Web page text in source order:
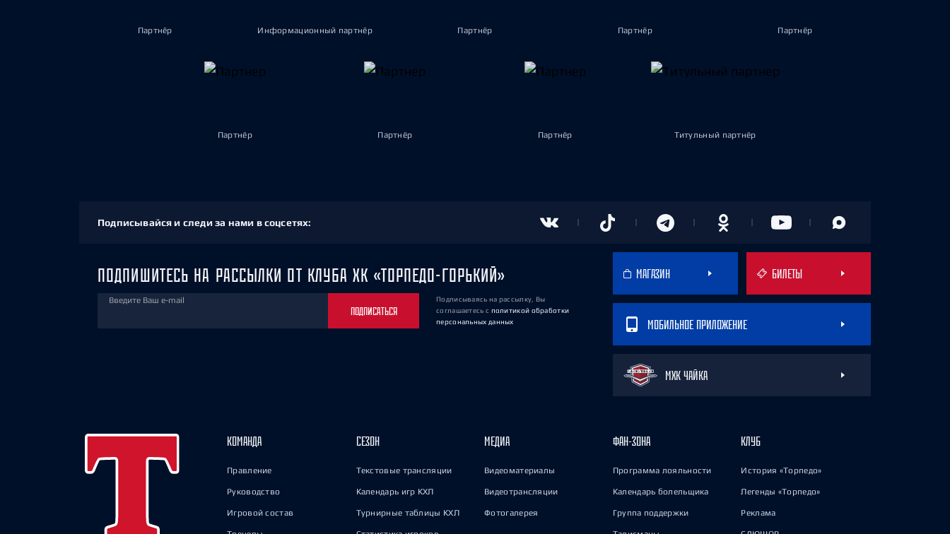
Партнёр Информационный партнёр Партнёр Партнёр Партнёр
Партнёр Партнёр Партнёр Титульный партнёр
Подписывайся и следи за нами в соцсетях:
ПОДПИШИТЕСЬ НА РАССЫЛКИ ОТ КЛУБА ХК «ТОРПЕДО-ГОРЬКИЙ»
Введите Ваш e-mail
ПОДПИСАТЬСЯ
Подписываясь на рассылку, Вы
соглашаетесь с политикой обработки
персональных данных
МАГАЗИН БИЛЕТЫ
МОБИЛЬНОЕ ПРИЛОЖЕНИЕ
МХК ЧАЙКА
КОМАНДА
Правление
Руководство
Игровой состав
СЕЗОН
Текстовые трансляции
Календарь игр КХЛ
Турнирные таблицы КХЛ
МЕДИА
Видеоматериалы
Видеотрансляции
Фотогалерея
ФАН-ЗОНА
Программа лояльности
Календарь болельщика
Группа поддержки
КЛУБ
История «Торпедо»
Легенды «Торпедо»
Реклама